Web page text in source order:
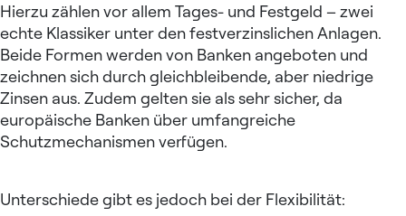
Hierzu zählen vor allem Tages- und Festgeld – zwei
echte Klassiker unter den festverzinslichen Anlagen.
Beide Formen werden von Banken angeboten und
zeichnen sich durch gleichbleibende, aber niedrige
Zinsen aus. Zudem gelten sie als sehr sicher, da
europäische Banken über umfangreiche
Schutzmechanismen verfügen.
Unterschiede gibt es jedoch bei der Flexibilität: